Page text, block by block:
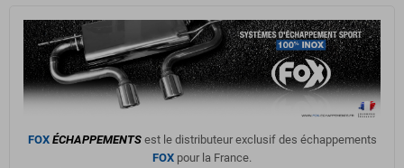
FOX ÉCHAPPEMENTSest le distributeur exclusif des échappements
FOX pour la France.